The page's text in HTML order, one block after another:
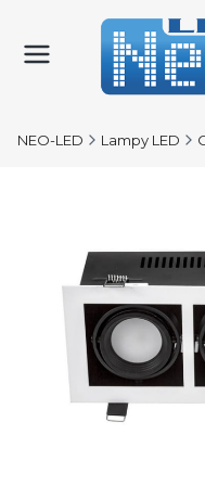
NEO-LED Lampy LED